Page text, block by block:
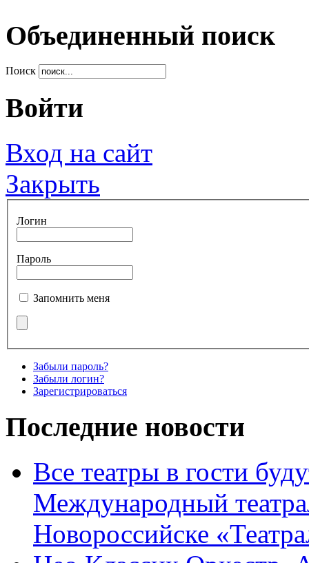
Объединенный поиск
Поиск
Войти
Вход на сайт
Закрыть
Логин
Пароль
Запомнить меня
Забыли пароль?
Забыли логин?
Зарегистрироваться
Последние новости
Все театры в гости
Международный
Новороссийске